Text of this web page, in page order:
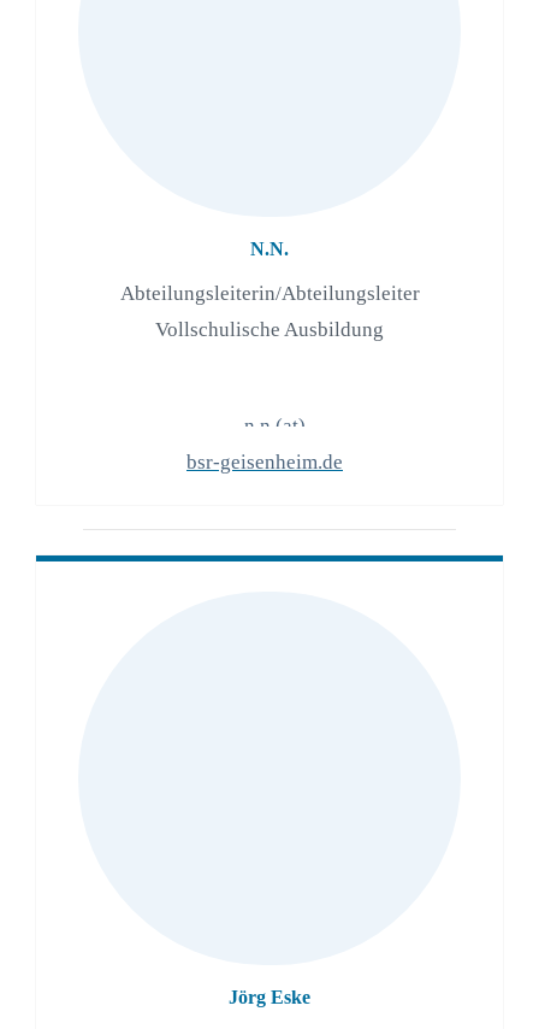
N.N.
Abteilungsleiterin/Abteilungsleiter
Vollschulische Ausbildung
n.n.(at)
bsr-geisenheim.de
Jörg Eske